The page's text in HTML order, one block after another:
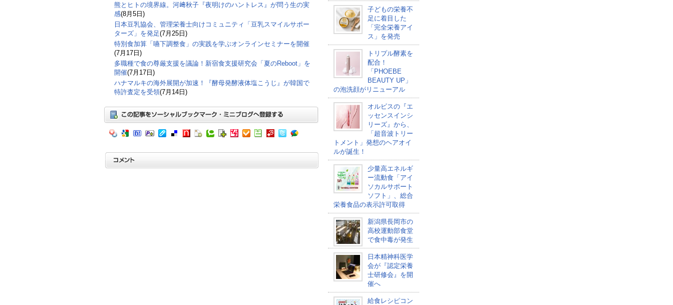
熊とヒトの境界線。河﨑秋子『夜明けのハントレス』が問う生の実
感(8月5日)
日本豆乳協会、管理栄養士向けコミュニティ「豆乳スマイルサポー
ターズ」を発足(7月25日)
特別食加算「嚥下調整食」の実践を学ぶオンラインセミナーを開催
(7月17日)
多職種で食の尊厳支援を議論！新宿食支援研究会「夏のReboot」を
開催(7月17日)
ハナマルキの海外展開が加速！『酵母発酵液体塩こうじ』が韓国で
特許査定を受領(7月14日)
子どもの栄養不
足に着目した
「完全栄養アイ
ス」を発売
トリプル酵素を
配合！
「PHOEBE
BEAUTY UP」
の泡洗顔がリニューアル
オルビスの『エ
ッセンスインシ
リーズ』から、
「超音波トリー
トメント」発想のヘアオイ
ルが誕生！
少量高エネルギ
ー流動食「アイ
ソカルサポート
ソフト」、総合
栄養食品の表示許可取得
新潟県長岡市の
高校運動部食堂
で食中毒が発生
日本精神科医学
会が『認定栄養
士研修会』を開
催へ
給食レシピコン